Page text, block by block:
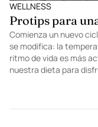
WELLNESS
Protips para
Comienza un nuevo
se modifica: la
ritmo de vida es más
nuestra dieta para